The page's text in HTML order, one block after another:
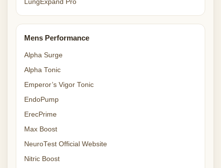
LungExpand Pro
Mens Performance
Alpha Surge
Alpha Tonic
Emperor’s Vigor Tonic
EndoPump
ErecPrime
Max Boost
NeuroTest Official Website
Nitric Boost